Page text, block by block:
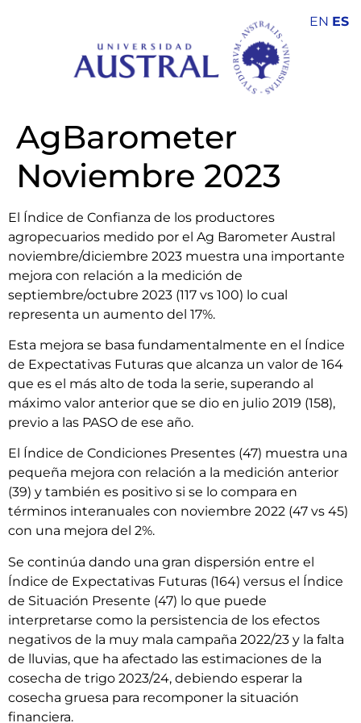
AgBarometer
Noviembre 2023
El Índice de Confianza de los productores
agropecuarios medido por el Ag Barometer Austral
noviembre/diciembre 2023 muestra una importante
mejora con relación a la medición de
septiembre/octubre 2023 (117 vs 100) lo cual
representa un aumento del 17%.
Esta mejora se basa fundamentalmente en el Índice
de Expectativas Futuras que alcanza un valor de 164
que es el más alto de toda la serie, superando al
máximo valor anterior que se dio en julio 2019 (158),
previo a las PASO de ese año.
El Índice de Condiciones Presentes (47) muestra una
pequeña mejora con relación a la medición anterior
(39) y también es positivo si se lo compara en
términos interanuales con noviembre 2022 (47 vs 45)
con una mejora del 2%.
Se continúa dando una gran dispersión entre el
Índice de Expectativas Futuras (164) versus el Índice
de Situación Presente (47) lo que puede
interpretarse como la persistencia de los efectos
negativos de la muy mala campaña 2022/23 y la falta
de lluvias, que ha afectado las estimaciones de la
cosecha de trigo 2023/24, debiendo esperar la
cosecha gruesa para recomponer la situación
financiera.
EN ES